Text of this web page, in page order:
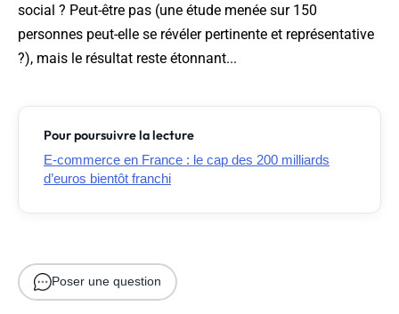
social ? Peut-être pas (une étude menée sur 150
personnes peut-elle se révéler pertinente et représentative
?), mais le résultat reste étonnant...
Pour poursuivre la lecture
E-commerce en France : le cap des 200 milliards
d’euros bientôt franchi
Poser une question